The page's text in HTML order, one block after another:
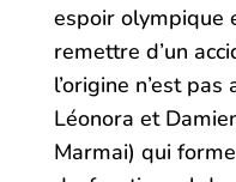
espoir olympique
remettre d’un
l’origine n’est pas
Léonora et
Marmai) qui